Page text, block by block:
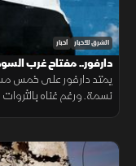
الشرق للأخبار أخبار
دارفور.. مفتاح غرب
نسمة. ورغم غناه بالثروات